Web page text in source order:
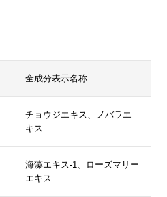
全成分表示名称
チョウジエキス、ノバラエ
キス
海藻エキス-1、ローズマリー
エキス